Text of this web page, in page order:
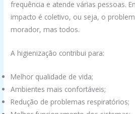
frequência e atende várias pessoas.
impacto é coletivo, ou seja, o
morador, mas todos.
A higienização contribui para:
Melhor qualidade de vida;
Ambientes mais confortáveis;
Redução de problemas respiratórios;